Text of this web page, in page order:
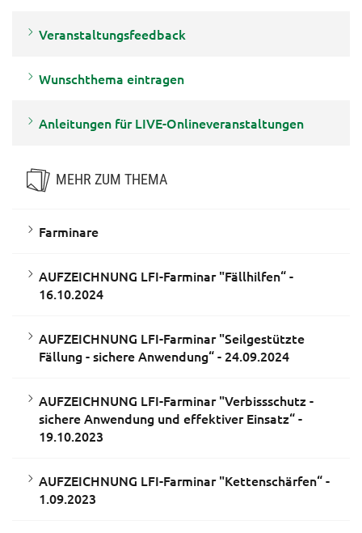
Veranstaltungsfeedback
Wunschthema eintragen
Anleitungen für LIVE-Onlineveranstaltungen
MEHR ZUM THEMA
Farminare
AUFZEICHNUNG LFI-Farminar "Fällhilfen“ -
16.10.2024
AUFZEICHNUNG LFI-Farminar "Seilgestützte
Fällung - sichere Anwendung“ - 24.09.2024
AUFZEICHNUNG LFI-Farminar "Verbissschutz -
sichere Anwendung und effektiver Einsatz“ -
19.10.2023
AUFZEICHNUNG LFI-Farminar "Kettenschärfen“ -
1.09.2023